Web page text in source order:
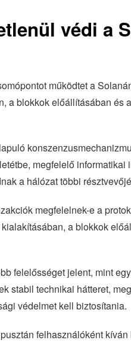
védi a
működtet a
a blokkok előállításában és
megfelelő informatikai
a hálózat többi
megfelelnek-e a
a blokkok
felelősséget jelent, mint
stabil technikai hátteret,
védelmet kell biztosítania.
felhasználóként